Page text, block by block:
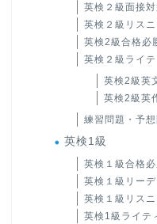
英検２級面接
英検２級リス
英検2級合格必
英検２級ライ
英検2級英
英検2級英
練習問題・予想
英検1級
英検１級合格
英検１級リー
英検１級リス
英検1級ライテ